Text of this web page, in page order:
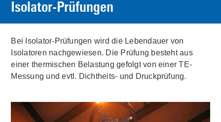
Isolator-Prüfungen
Bei Isolator-Prüfungen wird die Lebendauer von
Isolatoren nachgewiesen. Die Prüfung besteht aus
einer thermischen Belastung gefolgt von einer TE-
Messung und evtl. Dichtheits- und Druckprüfung.